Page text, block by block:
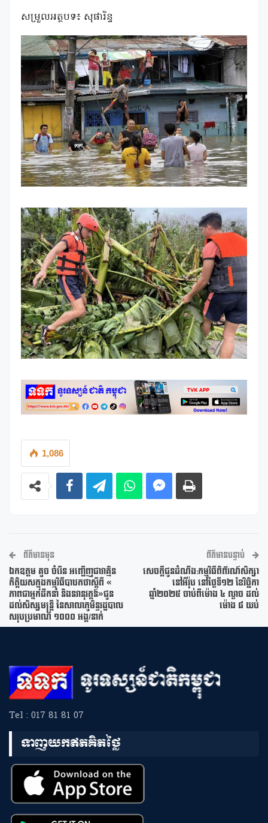
សម្រួលអត្ថបទ៖ សុផារិន្ទ
1,086
ព័ត៌មានមុន
ឯកឧត្តម គួច ចំរើន អញ្ជើញជាវាគ្មិន
កិត្តិយសក្នុងកម្មវិធីបាឋកថាស្តីពី «
ភាពជាអ្នកដឹកនាំ និងនវានុវត្តន៍»ជូន
ដល់សិស្សមន្ត្រី នៃសាលាភូមិន្ទរដ្ឋបាល
សរុបប្រមាណ ១០០០ អង្គ/នាក់
ព័ត៌មានបន្ទាប់
សេចក្តីជូនដំណឹង:កម្មវិធីពិព័រណ៍សិក្សា
នៅអឺរ៉ុប នៅថ្ងៃទី១២ ខែវិច្ឆិកា
ឆ្នាំ២០២៥ ចាប់ពីម៉ោង ៤ ល្ងាច ដល់
ម៉ោង ៨ យប់
Tel : 017 81 81 07
ទាញយកឥតគិតថ្លៃ